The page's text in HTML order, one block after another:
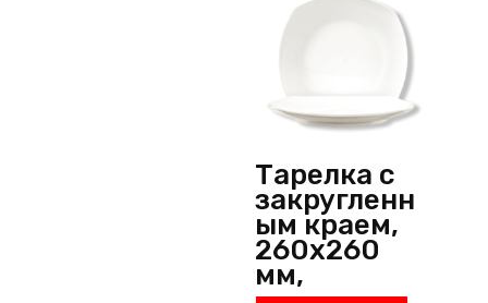
Тарелка с
закругленн
ым краем,
260х260
мм,